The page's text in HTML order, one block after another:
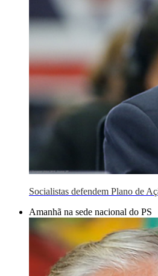
Socialistas defendem Plano de
Amanhã na sede nacional do PS